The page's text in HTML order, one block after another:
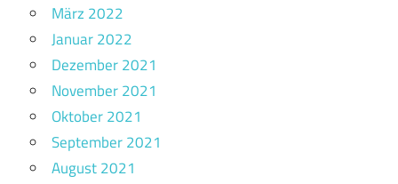
März 2022
Januar 2022
Dezember 2021
November 2021
Oktober 2021
September 2021
August 2021